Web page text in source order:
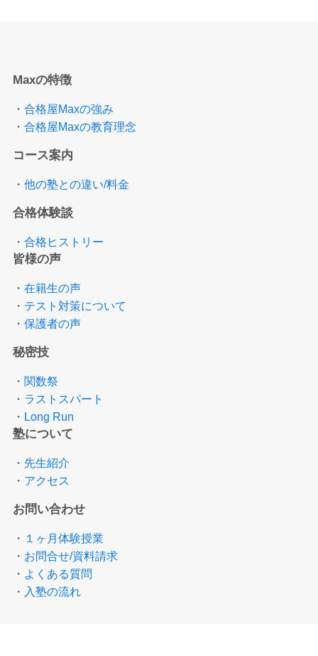
Maxの特徴
・ 合格屋Maxの強み
・ 合格屋Maxの教育理念
コース案内
・ 他の塾との違い/料金
合格体験談
・ 合格ヒストリー
皆様の声
・ 在籍生の声
・ テスト対策について
・ 保護者の声
秘密技
・ 関数祭
・ ラストスパート
・ Long Run
塾について
・ 先生紹介
・ アクセス
お問い合わせ
・ １ヶ月体験授業
・ お問合せ/資料請求
・ よくある質問
・ 入塾の流れ